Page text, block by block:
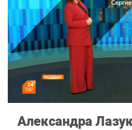
Александра